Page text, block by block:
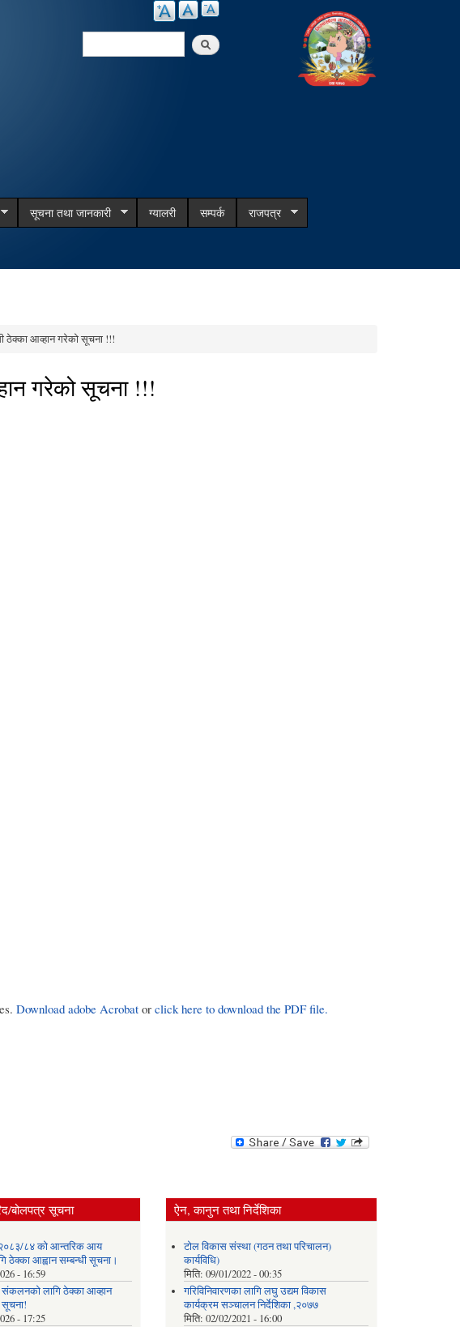
Search
सूचना तथा जानकारी ग्यालरी सम्पर्क
राजपत्र
आव्हान गरेको सूचना !!!
गरेको सूचना !!!
Download adobe Acrobat or click here to download the PDF file.
बोलपत्र सूचना
८४ को आन्तरिक आय
ठेक्का आह्वान सम्बन्धी सूचना।
- 16:59
लागि ठेक्‍का आव्हान
सूचना!
- 17:25
ऐन, कानुन तथा निर्देशिका
टोल विकास संस्था (गठन तथा परिचालन)
कार्यविधि)
मिति:09/01/2022 - 00:35
गरिविनिवारणका लागि लघु उद्यम विकास
कार्यक्रम सञ्चालन निर्देशिका ,२०७७
मिति:02/02/2021 - 16:00